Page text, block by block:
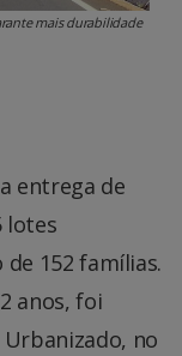
mais durabilidade
entrega de
lotes
152 famílias.
anos, foi
no